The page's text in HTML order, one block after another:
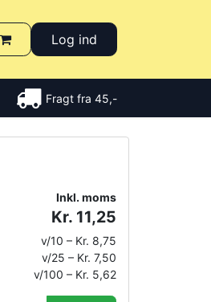
Log ind
Fragt fra 45,-
Inkl. moms
Kr. 11,25
v/10 – Kr. 8,75
v/25 – Kr. 7,50
v/100 – Kr. 5,62